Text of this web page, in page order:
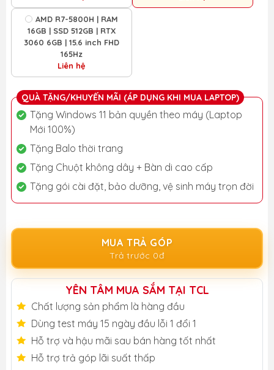
AMD R7-5800H | RAM
16GB | SSD 512GB | RTX
3060 6GB | 15.6 inch FHD
165Hz
Liên hệ
QUÀ TẶNG/KHUYẾN MÃI (ÁP DỤNG KHI MUA LAPTOP)
Tặng Windows 11 bản quyền theo máy (Laptop
Mới 100%)
Tặng Balo thời trang
Tặng Chuột không dây + Bàn di cao cấp
Tặng gói cài đặt, bảo dưỡng, vệ sinh máy trọn đời
MUA TRẢ GÓP
Trả trước 0đ
YÊN TÂM MUA SẮM TẠI TCL
Chất lượng sản phẩm là hàng đầu
Dùng test máy 15 ngày đầu lỗi 1 đổi 1
Hỗ trợ và hậu mãi sau bán hàng tốt nhất
Hỗ trợ trả góp lãi suất thấp